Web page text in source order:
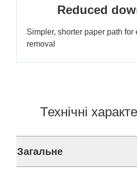
Reduced
Simpler, shorter paper path for
removal
Технічні
Загальне